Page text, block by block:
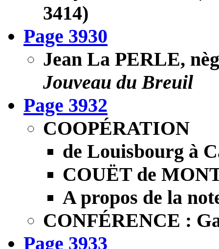
3414)
Page 3930
Jean La PERLE,
Jouveau du Breuil
Page 3932
COOPÉRATION
de Louisbourg à
COUËT de
A propos de la
CONFÉRENCE :
Page 3933